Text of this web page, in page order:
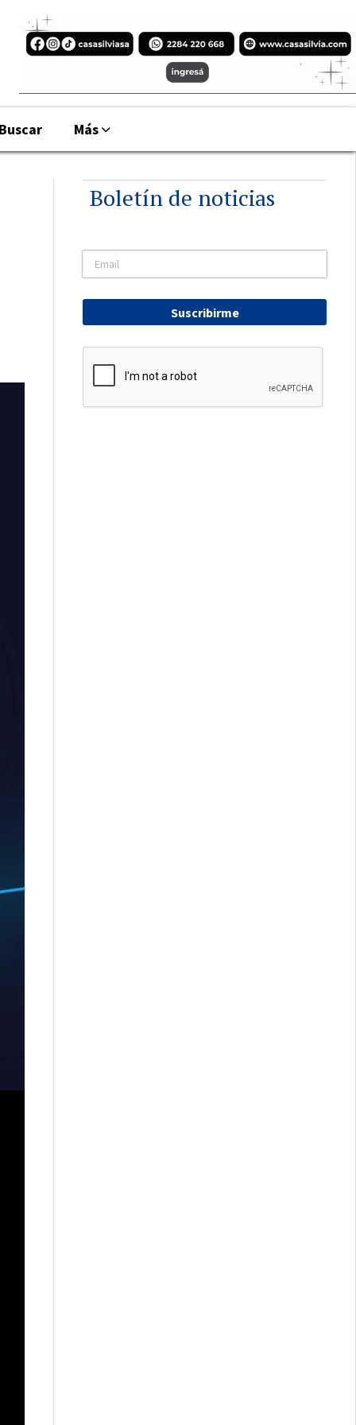
Más
Boletín de noticias
Suscribirme